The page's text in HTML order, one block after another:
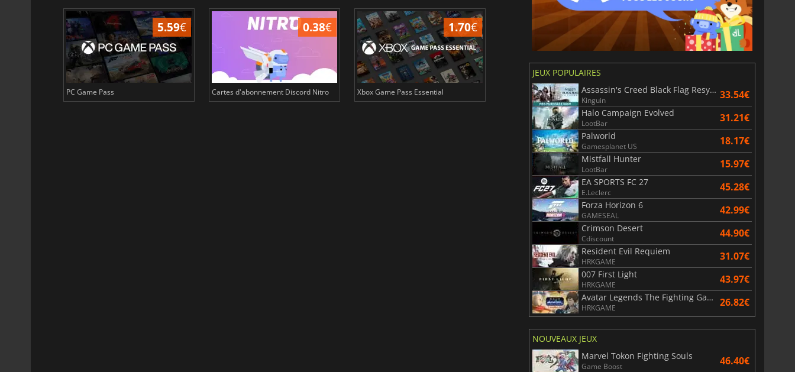
5.59€
PC Game Pass
0.38€
Cartes d'abonnement Discord Nitro
1.70€
Xbox Game Pass Essential
4.31 €
Crunchyroll Premium
2.39
Spotify Premium
JEUX POPULAIRES
Assassin's Creed Black Flag Resynced
Kinguin 33.54€
Halo Campaign Evolved
LootBar 31.21€
Palworld
Gamesplanet US 18.17€
Mistfall Hunter
LootBar 15.97€
EA SPORTS FC 27
E.Leclerc 45.28€
Forza Horizon 6
GAMESEAL 42.99€
Crimson Desert
Cdiscount 44.90€
Resident Evil Requiem
HRKGAME 31.07€
007 First Light
HRKGAME 43.97€
Avatar Legends The Fighting Game
HRKGAME 26.82€
NOUVEAUX JEUX
Marvel Tokon Fighting Souls
Game Boost 46.40€